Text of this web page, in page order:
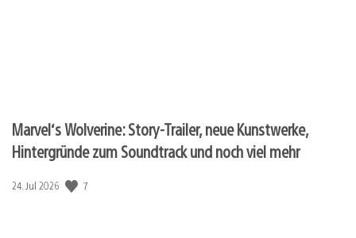
Marvel‘s Wolverine: Story-Trailer, neue Kunstwerke,
Hintergründe zum Soundtrack und noch viel mehr
Veröffentlichungsdatum:
24. Jul 2026 7